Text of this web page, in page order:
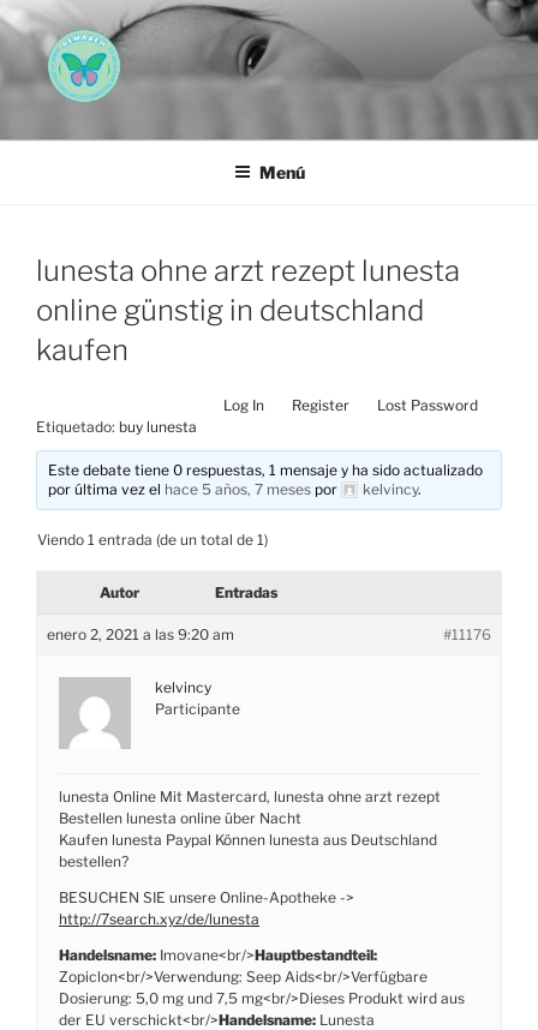
Saltar
al
contenido
AEMAREH
Menú
lunesta ohne arzt rezept lunesta
online günstig in deutschland
kaufen
Log In Register
Lost Password
Etiquetado: buy lunesta
Este debate tiene 0 respuestas, 1 mensaje y ha sido actualizado
por última vez el hace 5 años, 7 meses por kelvincy.
Viendo 1 entrada (de un total de 1)
Autor Entradas
enero 2, 2021 a las 9:20 am #11176
kelvincy
Participante
lunesta Online Mit Mastercard, lunesta ohne arzt rezept
Bestellen lunesta online über Nacht
Kaufen lunesta Paypal Können lunesta aus Deutschland
bestellen?
BESUCHEN SIE unsere Online-Apotheke ->
http://7search.xyz/de/lunesta
Handelsname: Imovane<br/>Hauptbestandteil:
Zopiclon<br/>Verwendung: Seep Aids<br/>Verfügbare
Dosierung: 5,0 mg und 7,5 mg<br/>Dieses Produkt wird aus
der EU verschickt<br/>Handelsname: Lunesta